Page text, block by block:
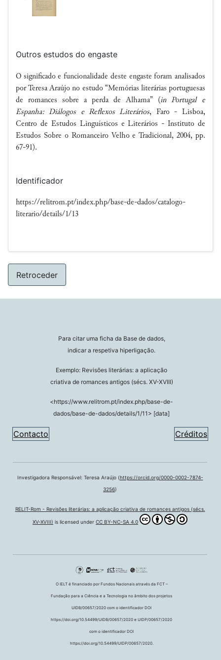
Outros estudos do engaste
O significado e funcionalidade deste engaste foram analisados
por Teresa Araújo no estudo “Memórias literárias portuguesas
de romances sobre a perda de Alhama” (in
Portugal e
Espanha: Diálogos e Reflexos Literários, Faro - Lisboa,
Centro de Estudos Linguísticos e Literários - Instituto de
Estudos Sobre o Romanceiro Velho e Tradicional, 2004, pp.
67-91).
Identificador
https://relitrom.pt/index.php/base-de-dados/catalogo-
literario/details/1/13
Retroceder
Para citar uma ficha da Base de dados,
indicar a respetiva hiperligação.
Exemplo: Revisões literárias: a aplicação
criativa de romances antigos (sécs. XV-XVIII)
<https://www.relitrom.pt/index.php/base-de-
dados/base-de-dados/details/1/11> [data]
Contacto Créditos
Investigadora Responsável: Teresa Araújo (https://orcid.org/0000-0002-7874-
3256)
RELIT-Rom - Revisões literárias: a aplicação criativa de romances antigos (sécs.
XV-XVIII) is licensed under CC BY-NC-SA 4.0
O IELT é financiado por Fundos Nacionais através da FCT –
Fundação para a Ciência e a Tecnologia no âmbito dos projetos
UIDB/00657/2020 com o identificador DOI
https://doi.org/10.54499/UIDB/00657/2020 e UIDP/00657/2020
com o identificador DOI
https://doi.org/10.54499/UIDP/00657/2020.